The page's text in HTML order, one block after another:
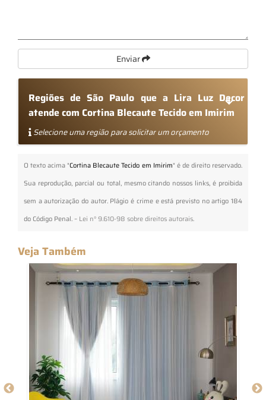
Enviar
Regiões de São Paulo que a Lira Luz Decor
atende com Cortina Blecaute Tecido em Imirim
Selecione uma região para solicitar um orçamento
O texto acima "Cortina Blecaute Tecido em Imirim" é de direito reservado.
Sua reprodução, parcial ou total, mesmo citando nossos links, é proibida
sem a autorização do autor. Plágio é crime e está previsto no artigo 184
do Código Penal. – Lei n° 9.610-98 sobre direitos autorais.
Veja Também